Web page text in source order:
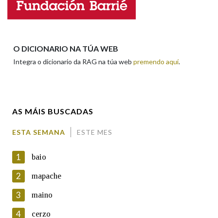
Pertence a
En cumprimento da normativa vixente en materia de
Protección de Datos de Carácter Persoal, a Real Academia
O DICIONARIO NA TÚA WEB
Integra o dicionario da RAG na túa web premendo aquí.
AS MÁIS BUSCADAS
ESTA SEMANA ESTE MES
1 baio
2 mapache
3 maino
4 cerzo